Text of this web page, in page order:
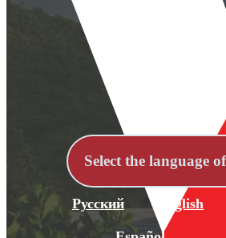
Select the language
Русский English